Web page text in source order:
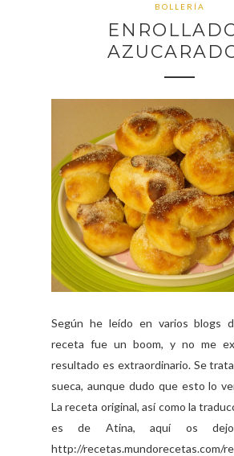
BOLLERÍA
Según he leído en varios blogs
receta fue un boom, y no me
resultado es extraordinario. Se
sueca, aunque dudo que esto lo
La receta original, así como la
es de Atina, aquí os
http://recetas.mundorecetas.com/